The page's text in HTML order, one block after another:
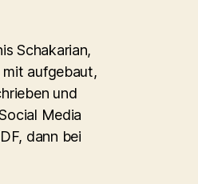
Schakarian,
aufgebaut,
und
Media
dann bei